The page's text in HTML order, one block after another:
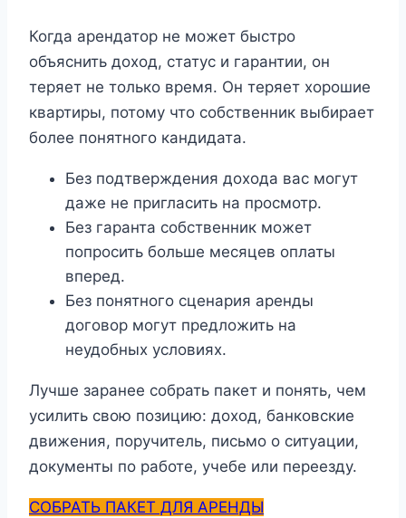
Когда арендатор не может быстро
объяснить доход, статус и гарантии, он
теряет не только время. Он теряет хорошие
квартиры, потому что собственник выбирает
более понятного кандидата.
Без подтверждения дохода вас могут
даже не пригласить на просмотр.
Без гаранта собственник может
попросить больше месяцев оплаты
вперед.
Без понятного сценария аренды
договор могут предложить на
неудобных условиях.
Лучше заранее собрать пакет и понять, чем
усилить свою позицию: доход, банковские
движения, поручитель, письмо о ситуации,
документы по работе, учебе или переезду.
СОБРАТЬ ПАКЕТ ДЛЯ АРЕНДЫ